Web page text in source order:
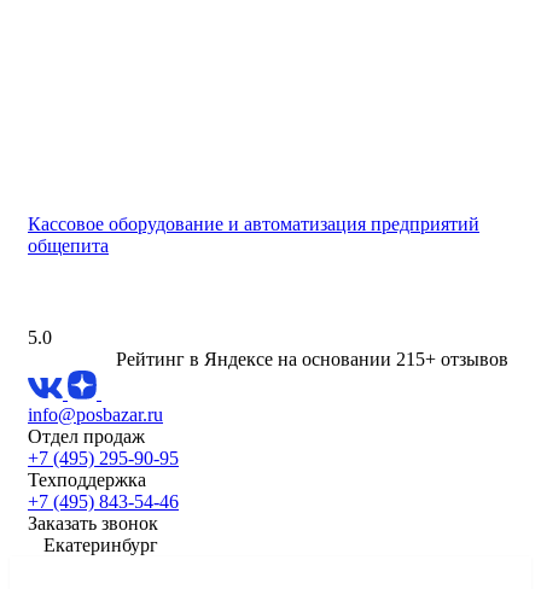
Кассовое оборудование и автоматизация предприятий
общепита
5.0
Рейтинг в Яндексе на основании 215+ отзывов
info@posbazar.ru
Отдел продаж
+7 (495) 295-90-95
Техподдержка
+7 (495) 843-54-46
Заказать звонок
Екатеринбург